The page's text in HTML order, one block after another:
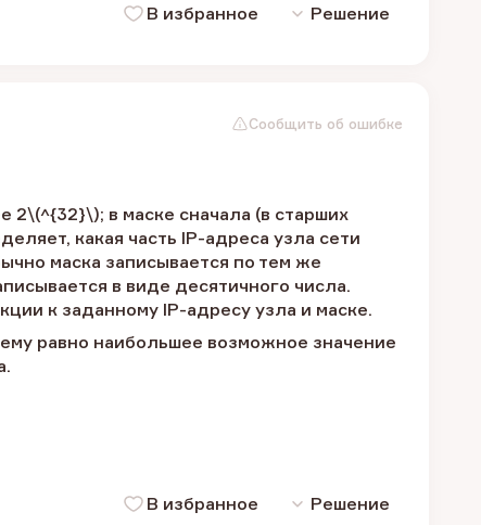
В избранное Решение
Сообщить об ошибке
2\(^{32}\); в маске сначала (в старших
какая часть IP-адреса узла сети
маска записывается по тем же
в виде десятичного числа.
к заданному IP-адресу узла и маске.
равно наибольшее возможное значение
В избранное Решение